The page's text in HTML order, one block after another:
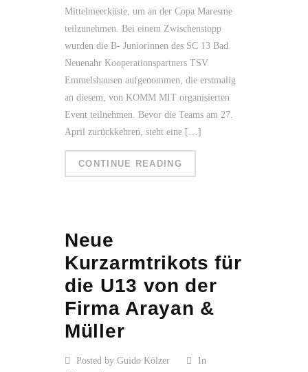
Mittelmeerküste, um an der Copa Maresme
teilzunehmen. Bei einem Zwischenstopp
wurden die B- Juniorinnen des SC 13 Bad
Neuenahr Kooperationspartners TSV
Emmelshausen aufgenommen, die erstmalig
an diesem, von KOMM MIT organisierten
Event teilnehmen. Bevor die Teams am 27.
April zurückkehren, steht eine […]
CONTINUE READING
Neue
Kurzarmtrikots für
die U13 von der
Firma Arayan &
Müller
Posted by Guido Kölzer
In